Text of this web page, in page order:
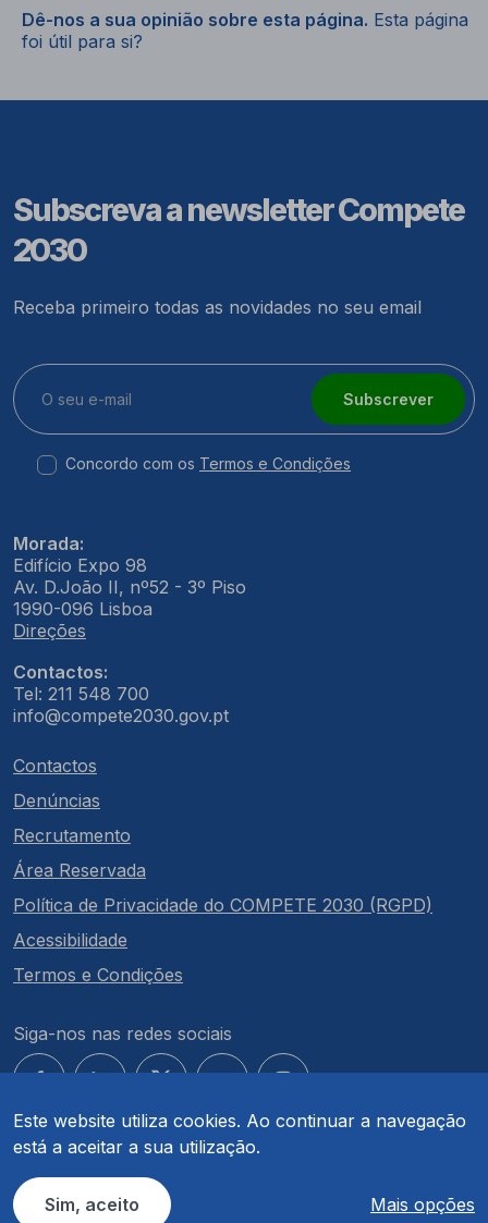
Este website utiliza cookies. Ao continuar a navegação
está a aceitar a sua utilização.
Sim, aceito Mais opções
Dê-nos a sua opinião sobre esta página. Esta página
foi útil para si?
Subscreva a newsletter Compete
2030
Receba primeiro todas as novidades no seu email
Subscrever
Concordo com os Termos e Condições
Morada:
Edifício Expo 98
Av. D.João II, nº52 - 3º Piso
1990-096 Lisboa
Direções
Contactos:
Tel: 211 548 700
info@compete2030.gov.pt
Contactos
Denúncias
Recrutamento
Área Reservada
Política de Privacidade do COMPETE 2030 (RGPD)
Acessibilidade
Termos e Condições
Siga-nos nas redes sociais
© COMPETE 2030. Todos os direitos reservados.